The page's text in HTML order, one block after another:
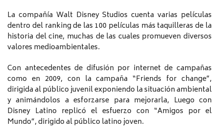
La compañía Walt Disney Studios cuenta varias películas
dentro del ranking de las 100 películas más taquilleras de la
historia del cine, muchas de las cuales promueven diversos
valores medioambientales.
Con antecedentes de difusión por internet de campañas
como en 2009, con la campaña “Friends for change”,
dirigida al público juvenil exponiendo la situación ambiental
y animándolos a esforzarse para mejorarla, Luego con
Disney Latino replicó el esfuerzo con “Amigos por el
Mundo”, dirigido al público latino joven.